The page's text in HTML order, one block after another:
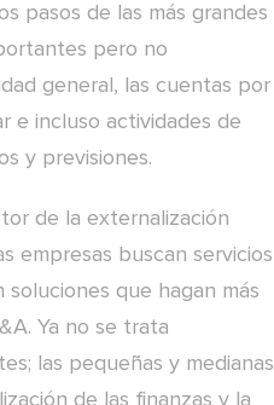
pasos de las más grandes
pero no
general, las cuentas por
e incluso actividades de
y previsiones.
de la externalización
empresas buscan servicios
que hagan más
Ya no se trata
las pequeñas y medianas
de las finanzas y la